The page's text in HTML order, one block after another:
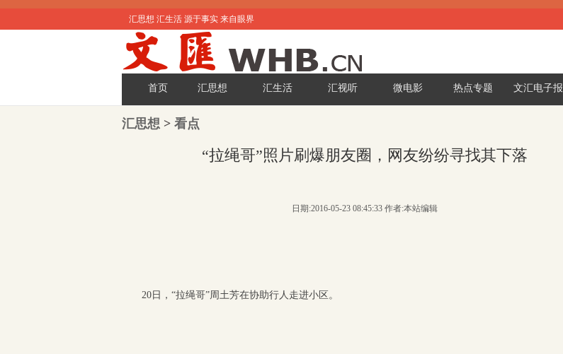
汇思想 汇生活 源于事实 来自眼界
首页 汇思想 汇生活 汇视听 微电影 热点专题 文汇电子报
汇思想 > 看点
“拉绳哥”照片刷爆朋友圈，网友纷纷寻找其下落
日期:2016-05-23 08:45:33 作者:本站编辑
20日，“拉绳哥”周土芳在协助行人走进小区。